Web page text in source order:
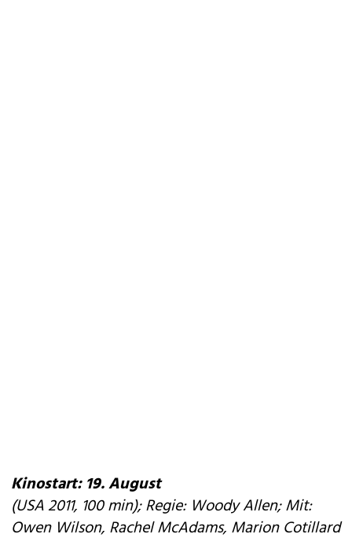
Kinostart: 19. August
(USA 2011, 100 min); Regie: Woody Allen; Mit:
Owen Wilson, Rachel McAdams, Marion Cotillard